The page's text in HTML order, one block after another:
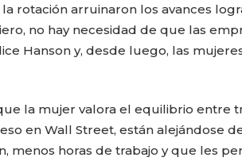
rotación arruinaron los avances
no hay necesidad de que las
Hanson y, desde luego, las
la mujer valora el equilibrio entre
en Wall Street, están alejándose
menos horas de trabajo y que les